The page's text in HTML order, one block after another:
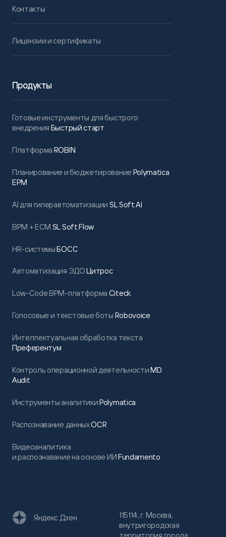
Контакты
Лицензии и сертификаты
Продукты
Готовые инструменты для быстрого
внедрения Быстрый старт
Платформа ROBIN
Планирование и бюджетированиеPolymatica
EPM
AI для гиперавтоматизации SL Soft AI
BPM + ECM SL Soft Flow
HR-системыБОСС
Автоматизация ЭДОЦитрос
Low-Code BPM-платформа Citeck
Голосовые и текстовые боты Robovoice
Интеллектуальная обработка текста
Преферентум
Контроль операционной деятельностиMD
Audit
Инструменты аналитикиPolymatica
Распознавание данныхOCR
Видеоаналитика
и распознавание на основе ИИFundamento
115114, г. Москва,
внутригородская
Яндекс Дзен